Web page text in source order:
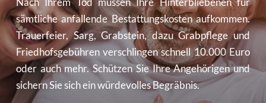
sämtliche anfallende Bestattungskosten aufkommen.
Trauerfeier, Sarg, Grabstein, dazu Grabpflege und
Friedhofsgebühren verschlingen schnell 10.000 Euro
oder auch mehr. Schützen Sie Ihre Angehörigen und
sichern Sie sich ein würdevolles Begräbnis.